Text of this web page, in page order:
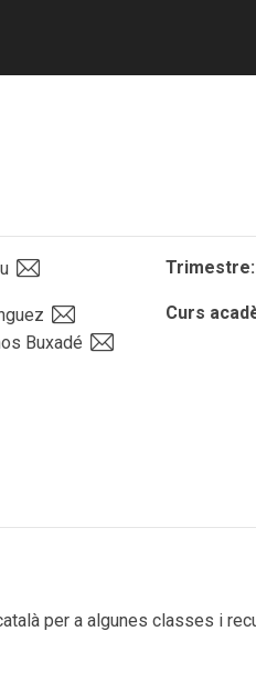
Trimestre:
Buxadé
Curs
per a algunes classes i